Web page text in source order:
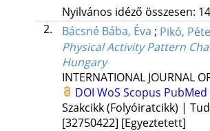
Nyilvános idéző összesen:
2.
Bácsné Bába, Éva ; Pikó,
Physical Activity Pattern
Hungary
INTERNATIONAL JOURNAL
DOI WoS Scopus PubMed
Szakcikk (Folyóiratcikk) |
[32750422] [Egyeztetett]